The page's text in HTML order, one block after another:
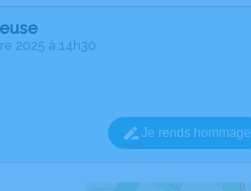
2025 à 14h30
Je rends hommage